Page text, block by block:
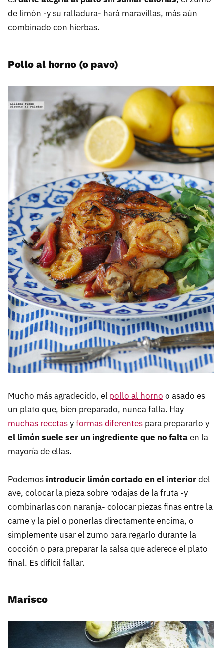
de limón -y su ralladura- hará maravillas, más aún
combinado con hierbas.
Pollo al horno (o pavo)
Mucho más agradecido, el pollo al horno o asado es
un plato que, bien preparado, nunca falla. Hay
muchas recetasyformas diferentes para prepararlo y
el limón suele ser un ingrediente que no faltaen la
mayoría de ellas.
Podemos introducir limón cortado en el interiordel
ave, colocar la pieza sobre rodajas de la fruta -y
combinarlas con naranja- colocar piezas finas entre la
carne y la piel o ponerlas directamente encima, o
simplemente usar el zumo para regarlo durante la
cocción o para preparar la salsa que aderece el plato
final. Es difícil fallar.
Marisco